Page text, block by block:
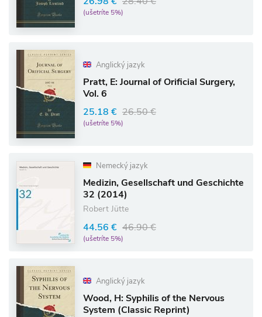
(ušetríte 5%)
Anglický jazyk
Pratt, E: Journal of Orificial Surgery,
Vol. 6
25.18 € 26.50 €
(ušetríte 5%)
Nemecký jazyk
Medizin, Gesellschaft und Geschichte
32 (2014)
Robert Jütte
44.56 € 46.90 €
(ušetríte 5%)
Anglický jazyk
Wood, H: Syphilis of the Nervous
System (Classic Reprint)